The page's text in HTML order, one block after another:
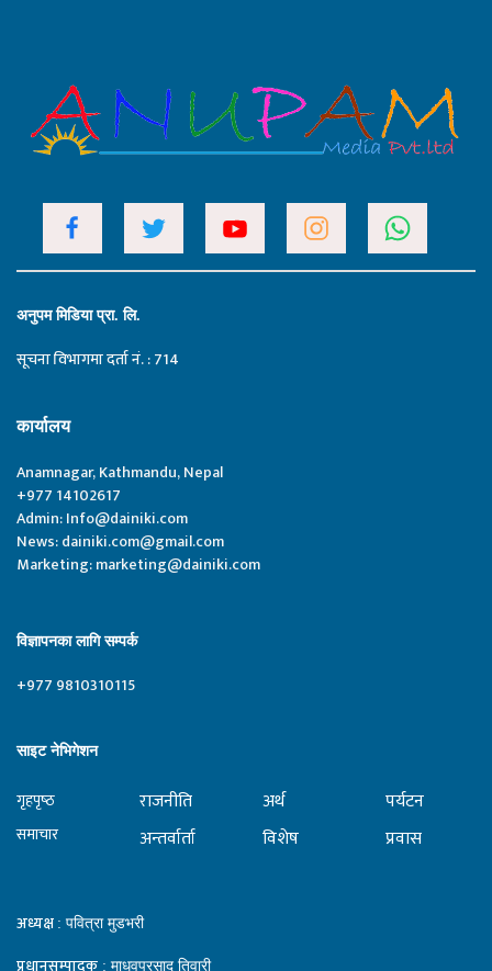
अनुपम मिडिया प्रा. लि.
सूचना विभागमा दर्ता नं. : 714
कार्यालय
Anamnagar, Kathmandu, Nepal
+977 14102617
Admin:Info@dainiki.com
News:dainiki.com@gmail.com
Marketing:marketing@dainiki.com
विज्ञापनका लागि सम्पर्क
+977 9810310115
साइट नेभिगेशन
गृहपृष्‍ठ
समाचार
राजनीति
अन्तर्वार्ता
अर्थ
विशेष
पर्यटन
प्रवास
अध्यक्ष : पवित्रा मुडभरी
प्रधानसम्पादक : माधवप्रसाद तिवारी